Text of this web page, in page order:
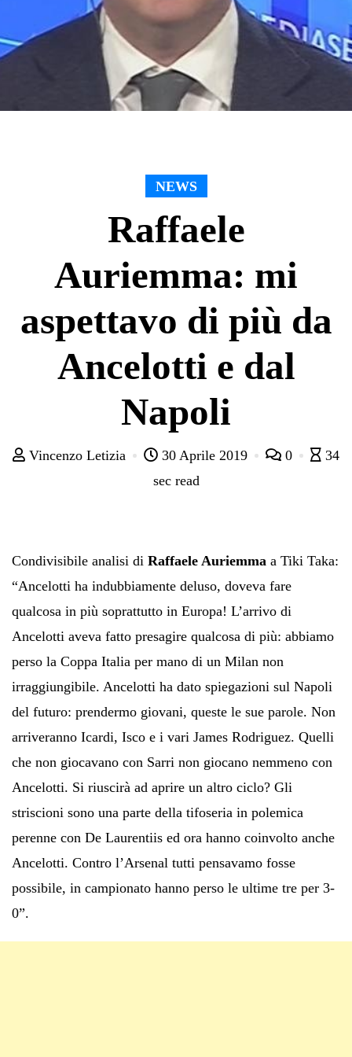
NEWS
Raffaele
Auriemma: mi
aspettavo di più da
Ancelotti e dal
Napoli
Vincenzo Letizia 30 Aprile 2019 0
34
sec read
Condivisibile analisi di Raffaele Auriemma a Tiki Taka:
“Ancelotti ha indubbiamente deluso, doveva fare
qualcosa in più soprattutto in Europa! L’arrivo di
Ancelotti aveva fatto presagire qualcosa di più: abbiamo
perso la Coppa Italia per mano di un Milan non
irraggiungibile. Ancelotti ha dato spiegazioni sul Napoli
del futuro: prendermo giovani, queste le sue parole. Non
arriveranno Icardi, Isco e i vari James Rodriguez. Quelli
che non giocavano con Sarri non giocano nemmeno con
Ancelotti. Si riuscirà ad aprire un altro ciclo? Gli
striscioni sono una parte della tifoseria in polemica
perenne con De Laurentiis ed ora hanno coinvolto anche
Ancelotti. Contro l’Arsenal tutti pensavamo fosse
possibile, in campionato hanno perso le ultime tre per 3-
0”.